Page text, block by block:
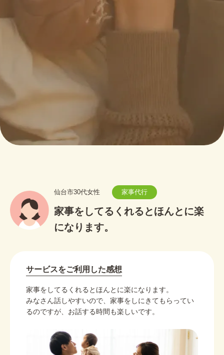
あなたも一緒に働きませんか？
仙台市30代女性 家事代行
家事をしてるくれるとほんとに楽
になります。
サービスをご利用した感想
家事をしてるくれるとほんとに楽になります。
みなさん話しやすいので、家事をしにきてもらってい
るのですが、お話する時間も楽しいです。